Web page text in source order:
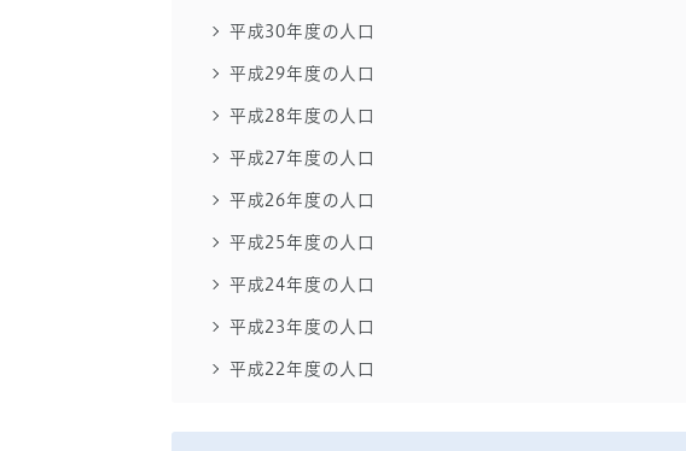
平成30年度の人口
平成29年度の人口
平成28年度の人口
平成27年度の人口
平成26年度の人口
平成25年度の人口
平成24年度の人口
平成23年度の人口
平成22年度の人口